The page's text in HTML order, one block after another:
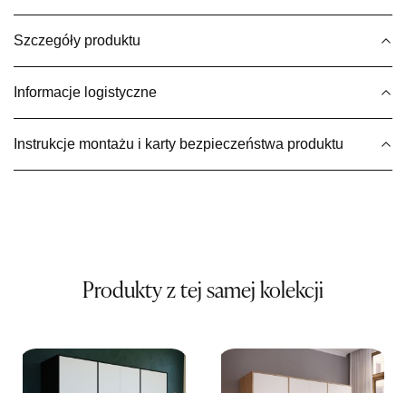
Pn-Pt: 09:00-17:00, Sb: 09:00-13:00
SALON MEBLOWY MEBLE EXPO
Adres e-mail:
salon@mebleexpo.com.pl
Godziny otwarcia
1 499,00 zł
Wybierz
Szczegóły produktu
Informacje logistyczne
Instrukcje montażu i karty bezpieczeństwa produktu
Produkty z tej samej kolekcji